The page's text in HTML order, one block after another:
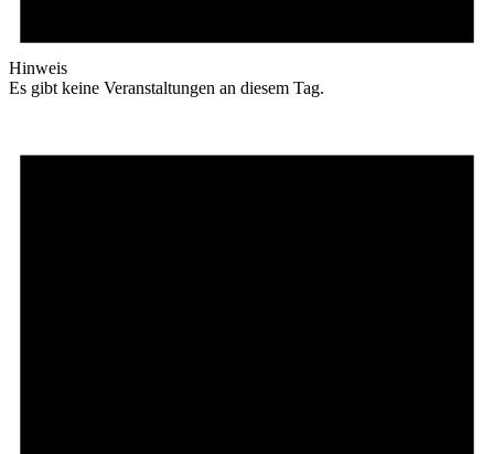
Hinweis
Es gibt keine Veranstaltungen an diesem Tag.